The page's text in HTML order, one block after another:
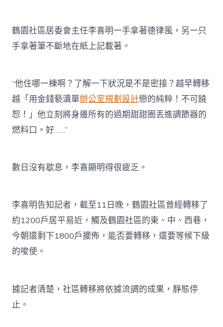
鶴園社區居委會主任李喜明一手拿著德律風，另一只
手拿著筆不斷地在紙上記載著。
“他住哪一棟啊？了解一下狀況是不是密接？越早轉移
越「用金錢褻瀆單辦公室規劃設計戀的純粹！不可饒
恕！」他立刻將身邊所有的過期甜甜圈丟進調節器的
燃料口。好……”
數日沒有歇息，李喜顯明得很疲乏。
李喜明告知記者，截至11日晚，鶴園社區曾經轉移了
約1200戶居平易近，觸及鶴園社區的東、中、西巷，
今朝還剩下1800戶擺佈，能否要轉移，還要等候下級
的唆使。
據記者清楚，社區轉移將依據流調的成果，靜態停
止。